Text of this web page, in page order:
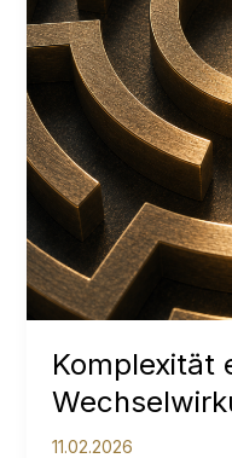
Komplexität
11.02.2026